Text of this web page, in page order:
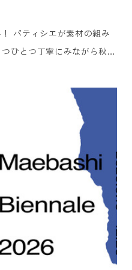
パティシエが素材の組み
ひとつ丁寧にみながら秋味
食ガイド『ゴ・エ・ミヨ』
メインダイニング「白井屋
シェフ、片山ひろが地元の
世界に凝縮しました。